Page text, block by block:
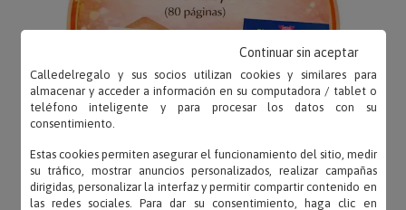
Calledelregalo y sus socios utilizan cookies y similares para
almacenar y acceder a información en su computadora / tablet o
teléfono inteligente y para procesar los datos con su
consentimiento.
Estas cookies permiten asegurar el funcionamiento del sitio, medir
su tráfico, mostrar anuncios personalizados, realizar campañas
dirigidas, personalizar la interfaz y permitir compartir contenido en
las redes sociales. Para dar su consentimiento, haga clic en
Continuar sin aceptar